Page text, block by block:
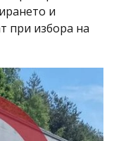
и
при избора на